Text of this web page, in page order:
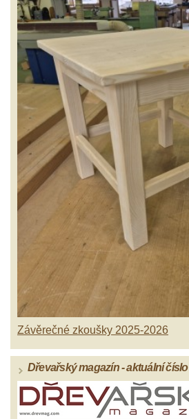
Závěrečné zkoušky 2025-2026
Dřevařský magazín - aktuální číslo